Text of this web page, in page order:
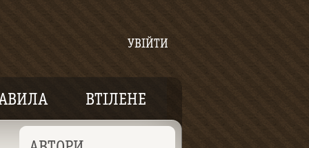
УВІЙТИ
ВТІЛЕНЕ